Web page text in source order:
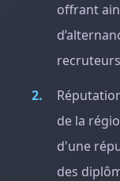
offrant
de la
d'une
des